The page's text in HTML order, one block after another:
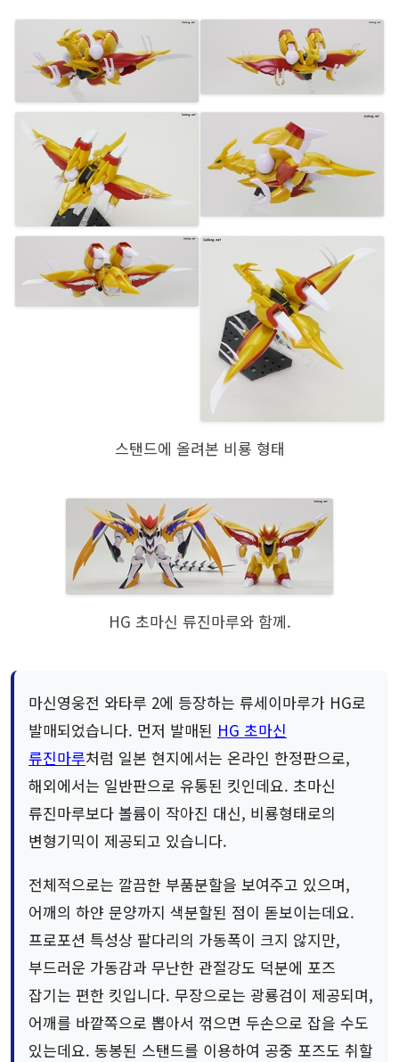
스탠드에 올려본 비룡 형태
HG 초마신 류진마루와 함께.
마신영웅전 와타루 2에 등장하는 류세이마루가 HG로
발매되었습니다. 먼저 발매된 HG 초마신
류진마루처럼 일본 현지에서는 온라인 한정판으로,
해외에서는 일반판으로 유통된 킷인데요. 초마신
류진마루보다 볼륨이 작아진 대신, 비룡형태로의
변형기믹이 제공되고 있습니다.
전체적으로는 깔끔한 부품분할을 보여주고 있으며,
어깨의 하얀 문양까지 색분할된 점이 돋보이는데요.
프로포션 특성상 팔다리의 가동폭이 크지 않지만,
부드러운 가동감과 무난한 관절강도 덕분에 포즈
잡기는 편한 킷입니다. 무장으로는 광룡검이 제공되며,
어깨를 바깥쪽으로 뽑아서 꺾으면 두손으로 잡을 수도
있는데요. 동봉된 스탠드를 이용하여 공중 포즈도 취할